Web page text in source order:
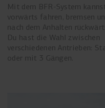
Mit dem BFR-System
vorwärts fahren, bremsen
nach dem Anhalten
Du hast die Wahl zwischen
verschiedenen Antrieben:
oder mit 3 Gängen.